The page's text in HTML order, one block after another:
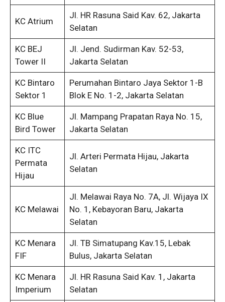
KC Atrium
Jl. HR Rasuna Said Kav. 62, Jakarta
Selatan
KC BEJ
Tower II
Jl. Jend. Sudirman Kav. 52-53,
Jakarta Selatan
KC Bintaro
Sektor 1
Perumahan Bintaro Jaya Sektor 1-B
Blok E No. 1-2, Jakarta Selatan
KC Blue
Bird Tower
Jl. Mampang Prapatan Raya No. 15,
Jakarta Selatan
KC ITC
Permata
Hijau
Jl. Arteri Permata Hijau, Jakarta
Selatan
KC Melawai
Jl. Melawai Raya No. 7A, Jl. Wijaya IX
No. 1, Kebayoran Baru, Jakarta
Selatan
KC Menara
FIF
Jl. TB Simatupang Kav.15, Lebak
Bulus, Jakarta Selatan
KC Menara
Imperium
Jl. HR Rasuna Said Kav. 1, Jakarta
Selatan